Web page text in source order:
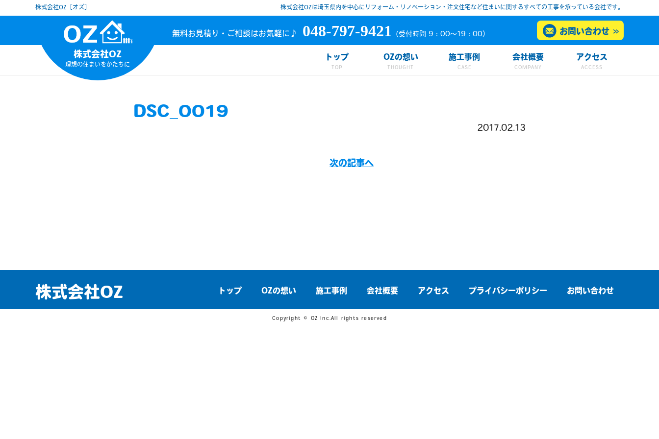
株式会社OZ［オズ］ 株式会社OZは埼玉県内を中心にリフォーム・リノベーション・注文住宅など住まいに関するすべての工事を承っている会社です。
株式会社OZ
理想の住まいをかたちに
無料お見積り・ご相談はお気軽に♪ 048-797-9421 （受付時間 9：00～19：00） お問い合わせ
トップ OZの想い 施工事例 会社概要 アクセス
DSC_0019
2017.02.13
次の記事へ
株式会社OZ トップ OZの想い 施工事例 会社概要 アクセス プライバシーポリシー お問い合わせ
Copyright © OZ Inc.All rights reserved